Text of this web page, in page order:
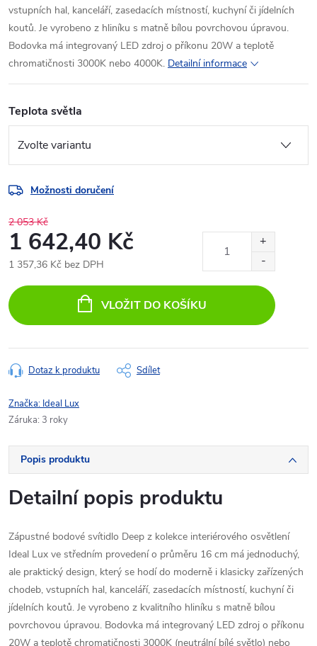
vstupních hal, kanceláří, zasedacích místností, kuchyní či jídelních
koutů. Je vyrobeno z hliníku s matně bílou povrchovou úpravou.
Bodovka má integrovaný LED zdroj o příkonu 20W a teplotě
chromatičnosti 3000K nebo 4000K. Detailní informace
Teplota světla
Možnosti doručení
2 053 Kč
1 642,40 Kč
1 357,36 Kč bez DPH
cena:
VLOŽIT DO KOŠÍKU
Dotaz k produktu Sdílet
Značka: Ideal Lux
Záruka: 3 roky
Popis produktu
Detailní popis produktu
Zápustné bodové svítidlo Deep z kolekce interiérového osvětlení
Ideal Lux ve středním provedení o průměru 16 cm má jednoduchý,
ale praktický design, který se hodí do moderně i klasicky zařízených
chodeb, vstupních hal, kanceláří, zasedacích místností, kuchyní či
jídelních koutů. Je vyrobeno z kvalitního hliníku s matně bílou
povrchovou úpravou. Bodovka má integrovaný LED zdroj o příkonu
20W a teplotě chromatičnosti 3000K (neutrální bílé světlo) nebo